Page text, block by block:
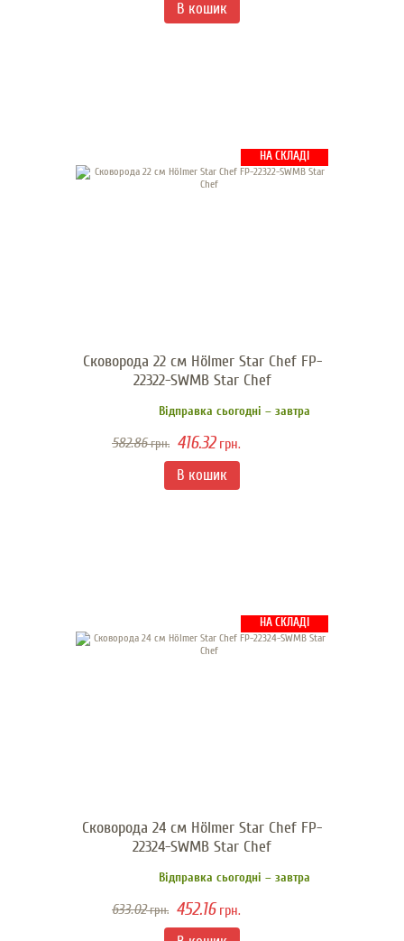
НА СКЛАДІ
Сковорода 22 см Hölmer Star Chef FP-
22322-SWMB Star Chef
Відправка сьогодні – завтра
582.86грн. 416.32грн.
НА СКЛАДІ
Сковорода 24 см Hölmer Star Chef FP-
22324-SWMB Star Chef
Відправка сьогодні – завтра
633.02грн. 452.16грн.